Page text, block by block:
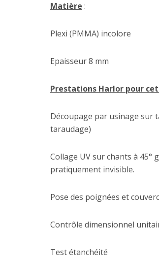
Matière :
Plexi (PMMA) incolore
Epaisseur 8 mm
Prestations Harlor pour
Découpage par usinage sur
taraudage)
Collage UV sur chants à
pratiquement invisible.
Pose des poignées et
Contrôle dimensionnel
Test étanchéité